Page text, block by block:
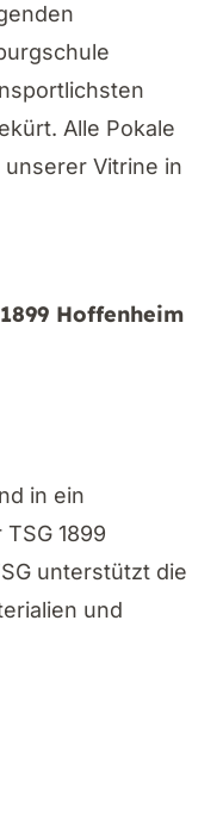
Alle Pokale
Vitrine in
Hoffenheim
in ein
1899
unterstützt die
und